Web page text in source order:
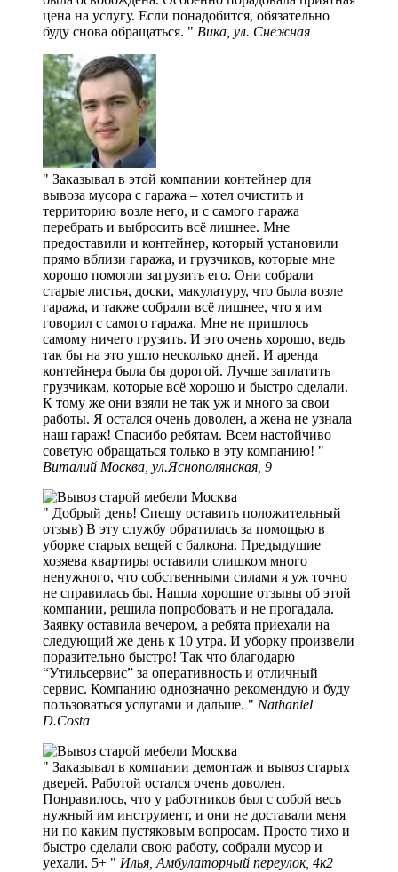
цена на услугу. Если понадобится, обязательно
буду снова обращаться.
Вика, ул. Снежная
Заказывал в этой компании контейнер для
вывоза мусора с гаража – хотел очистить и
территорию возле него, и с самого гаража
перебрать и выбросить всё лишнее. Мне
предоставили и контейнер, который установили
прямо вблизи гаража, и грузчиков, которые мне
хорошо помогли загрузить его. Они собрали
старые листья, доски, макулатуру, что была возле
гаража, и также собрали всё лишнее, что я им
говорил с самого гаража. Мне не пришлось
самому ничего грузить. И это очень хорошо, ведь
так бы на это ушло несколько дней. И аренда
контейнера была бы дорогой. Лучше заплатить
грузчикам, которые всё хорошо и быстро сделали.
К тому же они взяли не так уж и много за свои
работы. Я остался очень доволен, а жена не узнала
наш гараж! Спасибо ребятам. Всем настойчиво
советую обращаться только в эту компанию!
Виталий Москва, ул.Яснополянская, 9
Добрый день! Спешу оставить положительный
отзыв) В эту службу обратилась за помощью в
уборке старых вещей с балкона. Предыдущие
хозяева квартиры оставили слишком много
ненужного, что собственными силами я уж точно
не справилась бы. Нашла хорошие отзывы об этой
компании, решила попробовать и не прогадала.
Заявку оставила вечером, а ребята приехали на
следующий же день к 10 утра. И уборку произвели
поразительно быстро! Так что благодарю
“Утильсервис” за оперативность и отличный
сервис. Компанию однозначно рекомендую и буду
пользоваться услугами и дальше.
Nathaniel
D.Costa
Заказывал в компании демонтаж и вывоз старых
дверей. Работой остался очень доволен.
Понравилось, что у работников был с собой весь
нужный им инструмент, и они не доставали меня
ни по каким пустяковым вопросам. Просто тихо и
быстро сделали свою работу, собрали мусор и
уехали. 5+
Илья, Амбулаторный переулок, 4к2